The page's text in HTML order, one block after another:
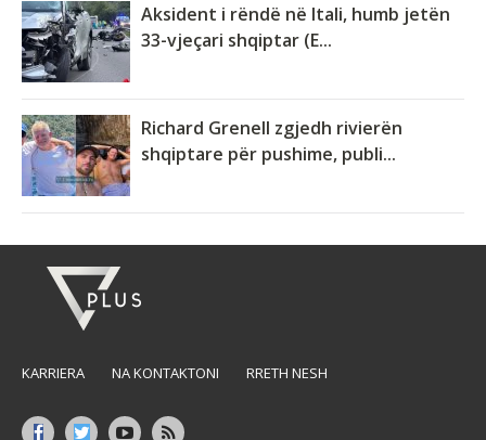
Aksident i rëndë në Itali, humb jetën
33-vjeçari shqiptar (E...
Richard Grenell zgjedh rivierën
shqiptare për pushime, publi...
KARRIERA NA KONTAKTONI RRETH NESH